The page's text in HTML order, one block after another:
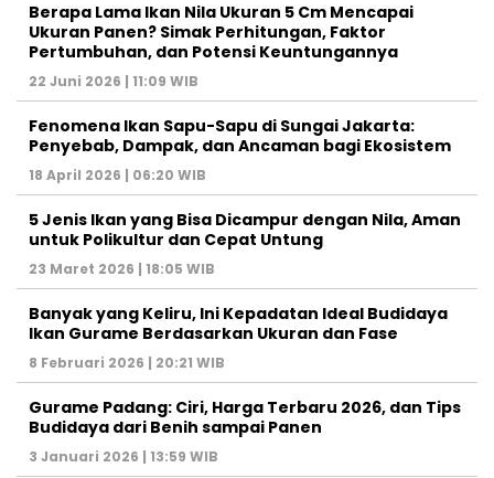
Berapa Lama Ikan Nila Ukuran 5 Cm Mencapai
Ukuran Panen? Simak Perhitungan, Faktor
Pertumbuhan, dan Potensi Keuntungannya
22 Juni 2026 | 11:09 WIB
Fenomena Ikan Sapu-Sapu di Sungai Jakarta:
Penyebab, Dampak, dan Ancaman bagi Ekosistem
18 April 2026 | 06:20 WIB
5 Jenis Ikan yang Bisa Dicampur dengan Nila, Aman
untuk Polikultur dan Cepat Untung
23 Maret 2026 | 18:05 WIB
Banyak yang Keliru, Ini Kepadatan Ideal Budidaya
Ikan Gurame Berdasarkan Ukuran dan Fase
8 Februari 2026 | 20:21 WIB
Gurame Padang: Ciri, Harga Terbaru 2026, dan Tips
Budidaya dari Benih sampai Panen
3 Januari 2026 | 13:59 WIB